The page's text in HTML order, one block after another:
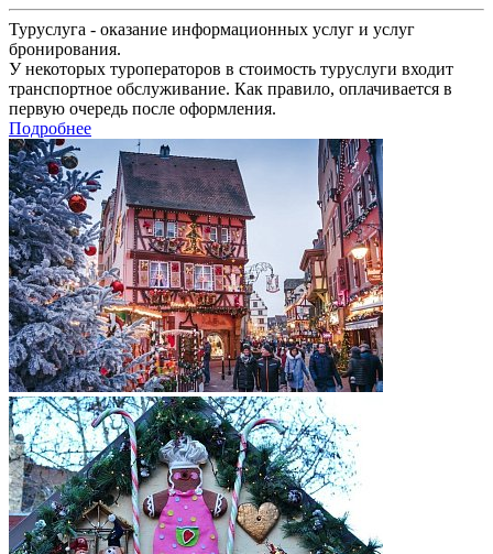
Туруслуга - оказание информационных услуг и услуг
бронирования.
У некоторых туроператоров в стоимость туруслуги входит
транспортное обслуживание. Как правило, оплачивается в
первую очередь после оформления.
Подробнее